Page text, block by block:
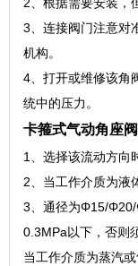
2、根据需要安装，
3、连接阀门注意对
机构。
4、打开或维修该角
统中的压力。
卡箍式气动角座
1、选择该流动方向
2、当工作介质为液
3、通径为Φ15/Φ20/
0.3MPa以下，否则
当工作介质为蒸汽